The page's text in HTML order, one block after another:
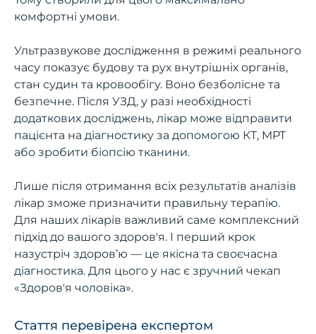
комфортні умови.
Ультразвукове дослідження в режимі реального
часу показує будову та рух внутрішніх органів,
стан судин та кровообігу. Воно безболісне та
безпечне. Після УЗД, у разі необхідності
додаткових досліджень, лікар може відправити
пацієнта на діагностику за допомогою КТ, МРТ
або зробити біопсію тканини.
Лише після отримання всіх результатів аналізів
лікар зможе призначити правильну терапію.
Для наших лікарів важливий саме комплексний
підхід до вашого здоров'я. І перший крок
назустріч здоров’ю — це якісна та своєчасна
діагностика. Для цього у нас є зручний чекап
«Здоров'я чоловіка».
Стаття перевірена експертом